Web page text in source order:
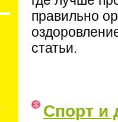
правильно
статьи.
Спорт и